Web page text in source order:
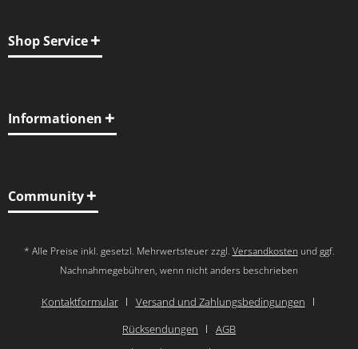
Shop Service
Informationen
Community
* Alle Preise inkl. gesetzl. Mehrwertsteuer zzgl. Versandkosten und ggf.
Nachnahmegebühren, wenn nicht anders beschrieben
Kontaktformular
Versand und Zahlungsbedingungen
Rücksendungen
AGB